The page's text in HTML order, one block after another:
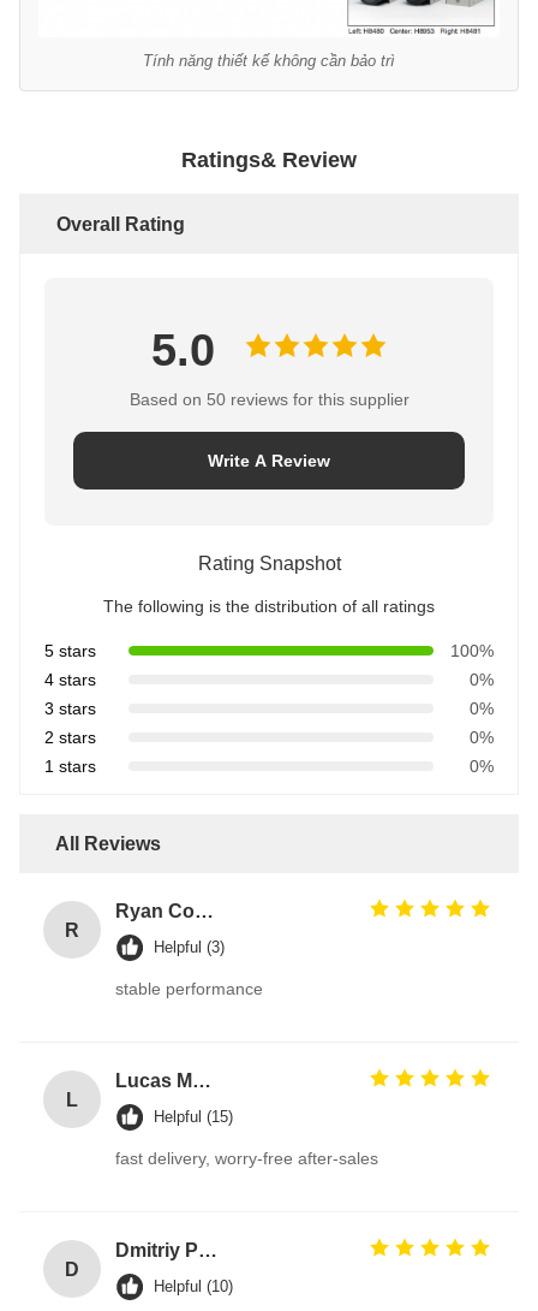
Tính năng thiết kế không cần bảo trì
Ratings& Review
Overall Rating
5.0
Based on 50 reviews for this supplier
Write A Review
Rating Snapshot
The following is the distribution of all ratings
5 stars
100%
4 stars
0%
3 stars
0%
2 stars
0%
1 stars
0%
All Reviews
R
Ryan Cooper
Helpful (3)
stable performance
L
Lucas Martin
Helpful (15)
fast delivery, worry-free after-sales
D
Dmitriy Petrov
Helpful (10)